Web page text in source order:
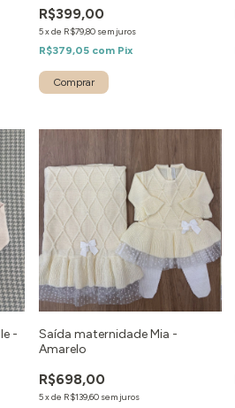
R$399,00
5xde R$79,80 sem juros
R$379,05 com Pix
Comprar
-
Saída maternidade Mia -
Amarelo
R$698,00
5xde R$139,60 sem juros